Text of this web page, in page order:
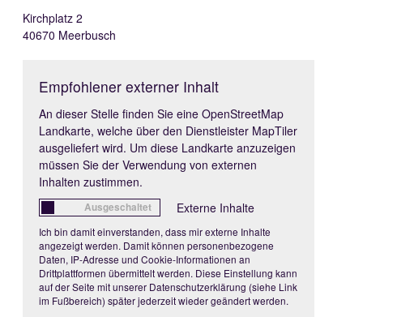
Kirchplatz 2
40670 Meerbusch
Empfohlener externer Inhalt
An dieser Stelle finden Sie eine OpenStreetMap
Landkarte, welche über den Dienstleister MapTiler
ausgeliefert wird. Um diese Landkarte anzuzeigen
müssen Sie der Verwendung von externen
Inhalten zustimmen.
Externe Inhalte
Ich bin damit einverstanden, dass mir externe Inhalte
angezeigt werden. Damit können personenbezogene
Daten, IP-Adresse und Cookie-Informationen an
Drittplattformen übermittelt werden. Diese Einstellung kann
auf der Seite mit unserer Datenschutzerklärung (siehe Link
im Fußbereich) später jederzeit wieder geändert werden.